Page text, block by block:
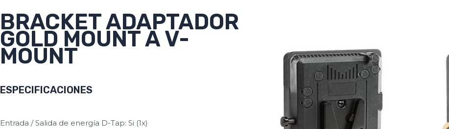
BRACKET ADAPTADOR
GOLD MOUNT A V-
MOUNT
ESPECIFICACIONES
Entrada / Salida de energía D-Tap: Si (1x)